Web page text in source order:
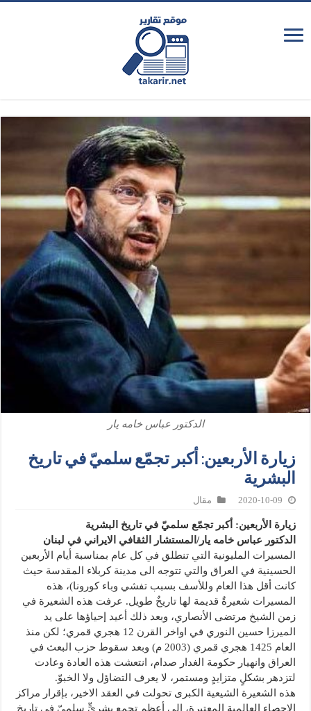
الدكتور عباس خامه يار
زیارة الأربعين: أكبر تجمّع سلميّ في تاريخ
البشرية
2020-10-09 مقال
زیارة الأربعين: أكبر تجمّع سلميّ في تاريخ البشرية
الدكتور عباس خامه يار/المستشار الثقافي الايراني في لبنان
المسيرات المليونية التي تنطلق في كل عام بمناسبة أيام الأربعين
الحسينية في العراق والتي تتوجه الى مدينة كربلاء المقدسة حيث
كانت أقل هذا العام وللأسف بسبب تفشي وباء كورونا)، هذه
المسيرات شعيرةٌ قديمة لها تاريخٌ طويل. عرفت هذه الشعيرة في
زمن الشيخ مرتضى الأنصاري، وبعد ذلك أعيد إحياؤها على يد
الميرزا حسين النوري في اواخر القرن 12 هجري قمري؛ لكن منذ
العام 1425 هجري قمري (2003 م) وبعد سقوط حزب البعث في
العراق وانهيار حكومة الغدار صدام، انتعشت هذه العادة وعادت
لتزدهر بشكلٍ متزايدٍ ومستمر، لا يعرف التضاؤل ولا الخبوّ.
هذه الشعيرة الشيعية الكبرى تحولت في العقد الاخير، بإقرار مراكز
الاحصاء العالمية المعتبرة، الى أعظم تجمعٍ بشريٍّ سلميّ في تاريخ